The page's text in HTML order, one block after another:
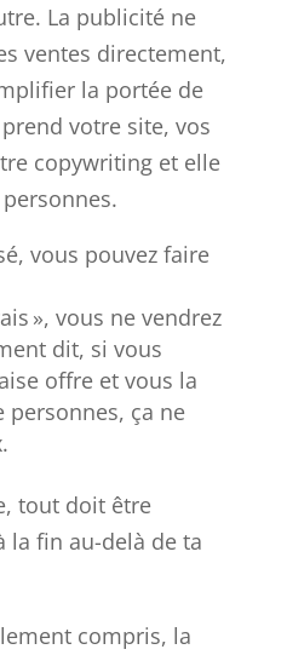
La publicité ne
ventes directement,
la portée de
votre site, vos
copywriting et elle
vous pouvez faire
», vous ne vendrez
dit, si vous
offre et vous la
personnes, ça ne
tout doit être
la fin au-delà de ta
compris, la